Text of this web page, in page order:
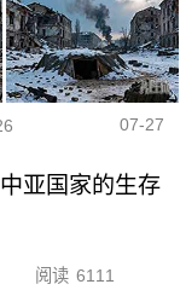
07-27
亚国家的生存
阅读 6111